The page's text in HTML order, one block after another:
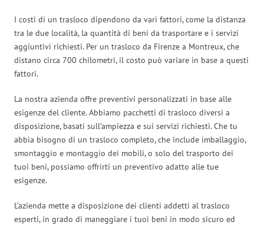
I costi di un trasloco dipendono da vari fattori, come la distanza
tra le due località, la quantità di beni da trasportare e i servizi
aggiuntivi richiesti. Per un trasloco da Firenze a Montreux, che
distano circa 700 chilometri, il costo può variare in base a questi
fattori.
La nostra azienda offre preventivi personalizzati in base alle
esigenze del cliente. Abbiamo pacchetti di trasloco diversi a
disposizione, basati sull’ampiezza e sui servizi richiesti. Che tu
abbia bisogno di un trasloco completo, che include imballaggio,
smontaggio e montaggio dei mobili, o solo del trasporto dei
tuoi beni, possiamo offrirti un preventivo adatto alle tue
esigenze.
L’azienda mette a disposizione dei clienti addetti al trasloco
esperti, in grado di maneggiare i tuoi beni in modo sicuro ed